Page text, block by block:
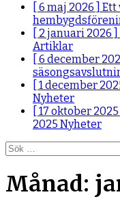
[ 6 maj 2026 ] Ett
[ 2 januari 2026 ]
Artiklar
[ 6 december
[ 1 december
Nyheter
[ 17 oktober 2025 ]
2025 Nyheter
Sök
efter:
Månad: